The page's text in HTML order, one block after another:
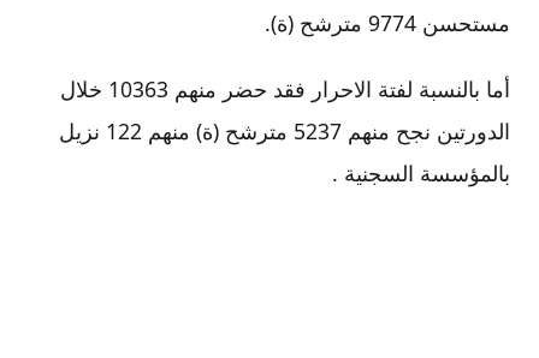
مستحسن 9774 مترشح (ة).
أما بالنسبة لفتة الاحرار فقد حضر منهم 10363 خلال
الدورتين نجح منهم 5237 مترشح (ة) منهم 122 نزيل
بالمؤسسة السجنية .